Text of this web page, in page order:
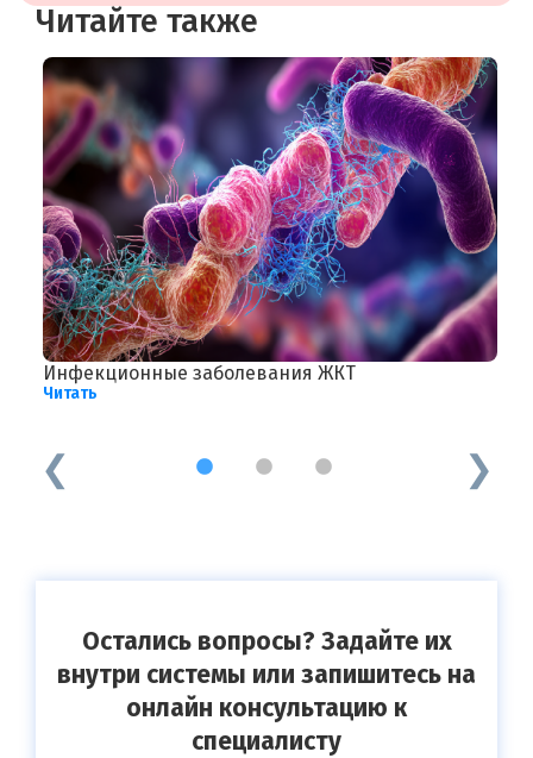
Читайте также
Инфекционные заболевания ЖКТ
Читать
1 2 3
Остались вопросы? Задайте их
внутри системы или запишитесь на
онлайн консультацию к
специалисту